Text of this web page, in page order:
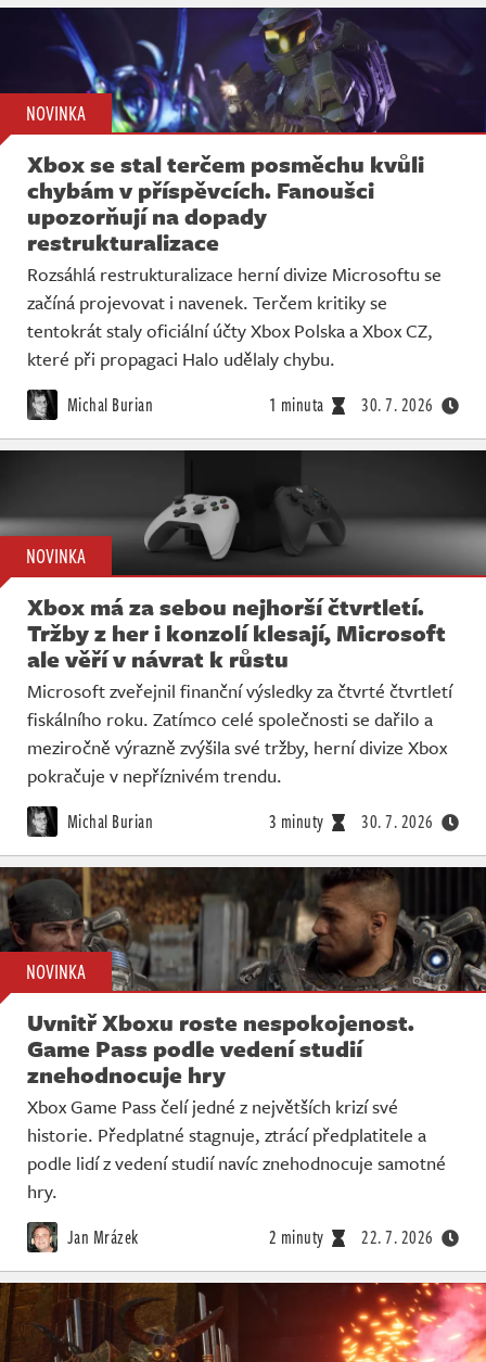
NOVINKA
Xbox se stal terčem posměchu kvůli
chybám v příspěvcích. Fanoušci
upozorňují na dopady
restrukturalizace
Rozsáhlá restrukturalizace herní divize Microsoftu se
začíná projevovat i navenek. Terčem kritiky se
tentokrát staly oficiální účty Xbox Polska a Xbox CZ,
které při propagaci Halo udělaly chybu.
Michal Burian 1 minuta 30. 7. 2026
NOVINKA
Xbox má za sebou nejhorší čtvrtletí.
Tržby z her i konzolí klesají, Microsoft
ale věří v návrat k růstu
Microsoft zveřejnil finanční výsledky za čtvrté čtvrtletí
fiskálního roku. Zatímco celé společnosti se dařilo a
meziročně výrazně zvýšila své tržby, herní divize Xbox
pokračuje v nepříznivém trendu.
Michal Burian 3 minuty 30. 7. 2026
NOVINKA
Uvnitř Xboxu roste nespokojenost.
Game Pass podle vedení studií
znehodnocuje hry
Xbox Game Pass čelí jedné z největších krizí své
historie. Předplatné stagnuje, ztrácí předplatitele a
podle lidí z vedení studií navíc znehodnocuje samotné
hry.
Jan Mrázek 2 minuty 22. 7. 2026